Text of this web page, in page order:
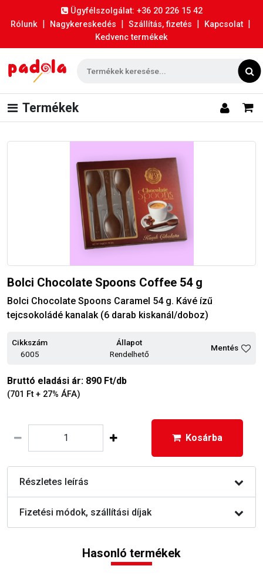
Ügyfélszolgálat: +36 20 226 15 42
Rólunk | Nagykereskedés | Szállítás, fizetés | Kapcsolat |
Kedvenc termékek
Termékek
Bolci Chocolate Spoons Coffee 54 g
Bolci Chocolate Spoons Caramel 54 g. Kávé ízű
tejcsokoládé kanalak (6 darab kiskanál/doboz)
Cikkszám
6005
Állapot
Rendelhető
Mentés
Bruttó eladási ár: 890 Ft/db
(701 Ft + 27% ÁFA)
Kosárba
Részletes leírás
Fizetési módok, szállítási díjak
Hasonló termékek